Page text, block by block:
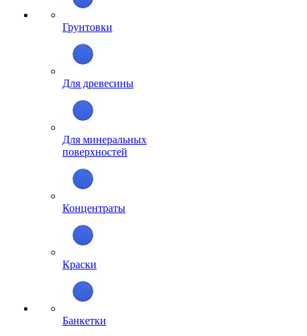
Грунтовки
Для древесины
Для минеральных
поверхностей
Концентраты
Краски
Банкетки